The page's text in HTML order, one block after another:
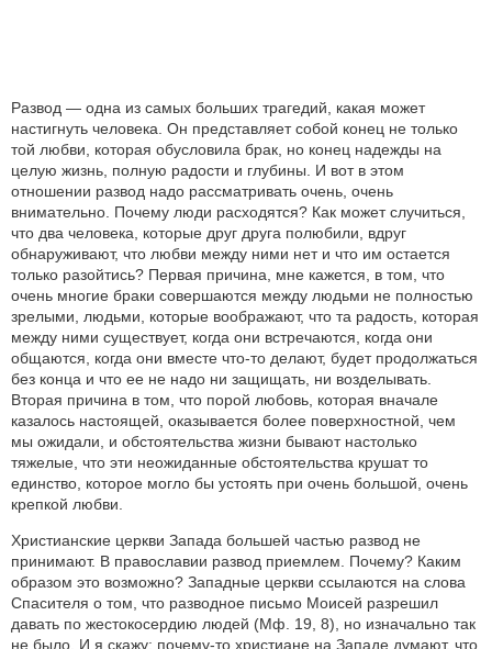
Развод — одна из самых больших трагедий, какая может
настигнуть человека. Он представляет собой конец не только
той любви, которая обусловила брак, но конец надежды на
целую жизнь, полную радости и глубины. И вот в этом
отношении развод надо рассматривать очень, очень
внимательно. Почему люди расходятся? Как может случиться,
что два человека, которые друг друга полюбили, вдруг
обнаруживают, что любви между ними нет и что им остается
только разойтись? Первая причина, мне кажется, в том, что
очень многие браки совершаются между людьми не полностью
зрелыми, людьми, которые воображают, что та радость, которая
между ними существует, когда они встречаются, когда они
общаются, когда они вместе что-то делают, будет продолжаться
без конца и что ее не надо ни защищать, ни возделывать.
Вторая причина в том, что порой любовь, которая вначале
казалось настоящей, оказывается более поверхностной, чем
мы ожидали, и обстоятельства жизни бывают настолько
тяжелые, что эти неожиданные обстоятельства крушат то
единство, которое могло бы устоять при очень большой, очень
крепкой любви.
Христианские церкви Запада большей частью развод не
принимают. В православии развод приемлем. Почему? Каким
образом это возможно? Западные церкви ссылаются на слова
Спасителя о том, что разводное письмо Моисей разрешил
давать по жестокосердию людей (Мф. 19, 8), но изначально так
не было. И я скажу: почему-то христиане на Западе думают, что